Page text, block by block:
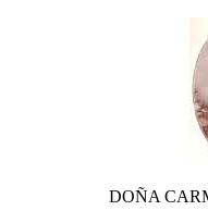
DOÑA